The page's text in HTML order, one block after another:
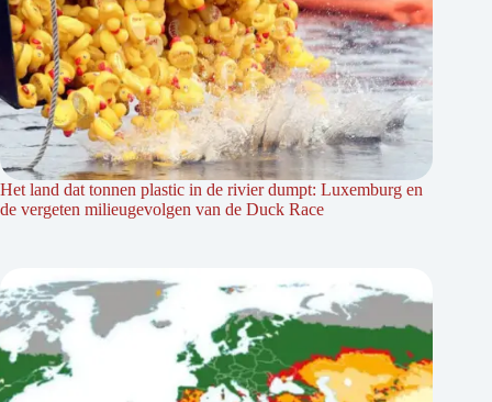
Het land dat tonnen plastic in de rivier dumpt: Luxemburg en
de vergeten milieugevolgen van de Duck Race